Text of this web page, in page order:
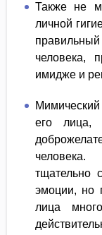
Также не
личной
человека,
имидже и
его лица,
тщательно
эмоции, но
лица